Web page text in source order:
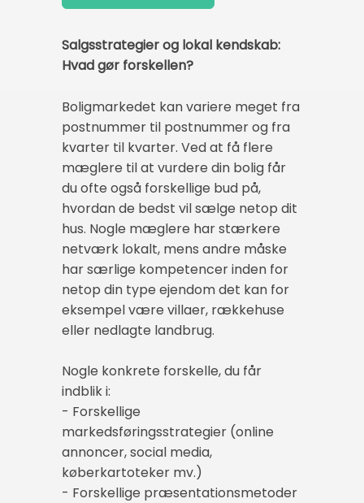
Salgsstrategier og lokal kendskab:
Hvad gør forskellen?
Boligmarkedet kan variere meget fra
postnummer til postnummer og fra
kvarter til kvarter. Ved at få flere
mæglere til at vurdere din bolig får
du ofte også forskellige bud på,
hvordan de bedst vil sælge netop dit
hus. Nogle mæglere har stærkere
netværk lokalt, mens andre måske
har særlige kompetencer inden for
netop din type ejendom det kan for
eksempel være villaer, rækkehuse
eller nedlagte landbrug.
Nogle konkrete forskelle, du får
indblik i:
- Forskellige
markedsføringsstrategier (online
annoncer, social media,
køberkartoteker mv.)
- Forskellige præsentationsmetoder